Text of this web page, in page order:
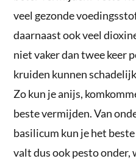
veel gezonde
daarnaast ook veel
niet vaker dan twee keer
kruiden kunnen
Zo kun je anijs,
beste vermijden. Van
basilicum kun je het
valt dus ook pesto onder,